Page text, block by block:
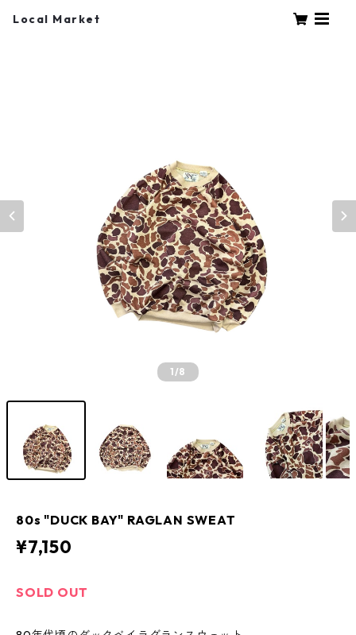
Local Market
1/8
80s "DUCK BAY" RAGLAN SWEAT
¥7,150
SOLD OUT